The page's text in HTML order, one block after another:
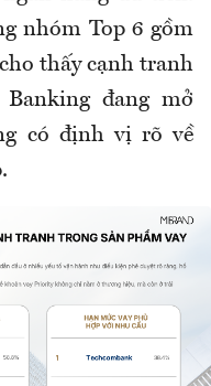
nhóm Top 6 gồm
thấy cạnh tranh
đang mở
có định vị rõ về